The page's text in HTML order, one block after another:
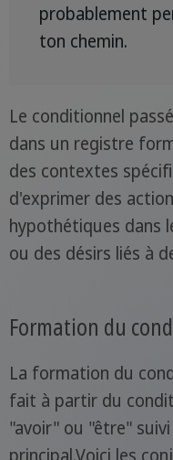
probablement
ton chemin.
Le conditionnel
dans un registre
des contextes
d'exprimer des
hypothétiques dans
ou des désirs liés à
Formation du
La formation du
fait à partir du
"avoir" ou "être"